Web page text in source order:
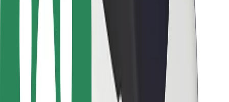
Városi megoldások
Repülőtér
Bolt töltőállomások
Súgó
Utasoknak